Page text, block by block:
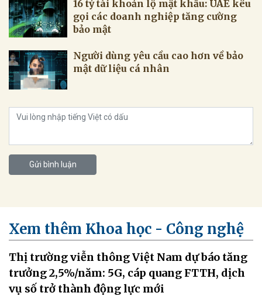
16 tỷ tài khoản lộ mật khẩu: UAE kêu
gọi các doanh nghiệp tăng cường
bảo mật
Người dùng yêu cầu cao hơn về bảo
mật dữ liệu cá nhân
Gửi bình luận
Xem thêm Khoa học - Công nghệ
Thị trường viễn thông Việt Nam dự báo tăng
trưởng 2,5%/năm: 5G, cáp quang FTTH, dịch
vụ số trở thành động lực mới